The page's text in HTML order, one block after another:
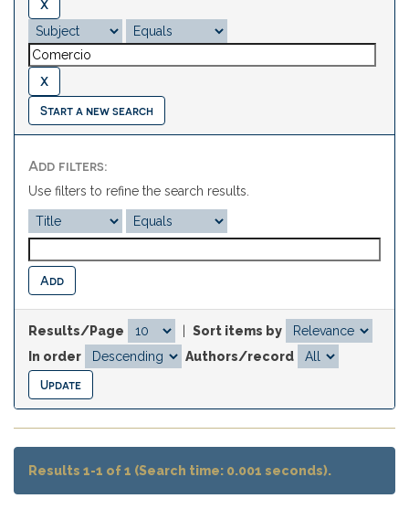
Start a new search
Add filters:
Use filters to refine the search results.
Results/Page
Sort items by
In order
Authors/record
Results 1-1 of 1 (Search time: 0.001 seconds).